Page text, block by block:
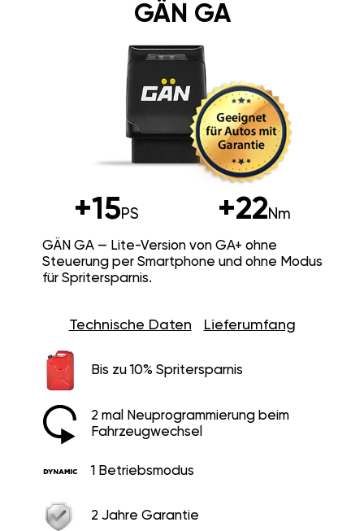
GÄN GA
+15PS +22Nm
GÄN GA — Lite-Version von GA+ ohne
Steuerung per Smartphone und ohne Modus
für Spritersparnis.
Technische Daten Lieferumfang
Bis zu 10% Spritersparnis
2 mal Neuprogrammierung beim
Fahrzeugwechsel
1 Betriebsmodus
2 Jahre Garantie